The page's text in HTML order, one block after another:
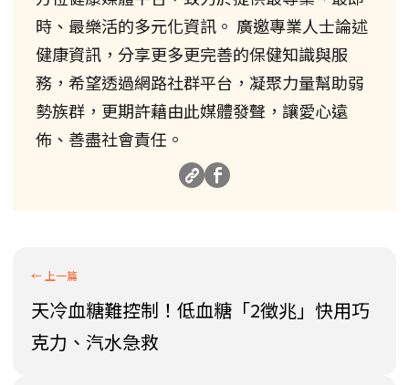
時、最樂活的多元化資訊。 廣邀專業人士論述
健康資訊，分享更多更完善的保健知識與服
務，希望透過網路社群平台，凝聚力量幫助弱
勢族群，更期許藉由此媒體發聲，讓愛心遠
佈、善盡社會責任。
天冷血糖難控制！低血糖「2徵兆」快用巧
克力、汽水急救